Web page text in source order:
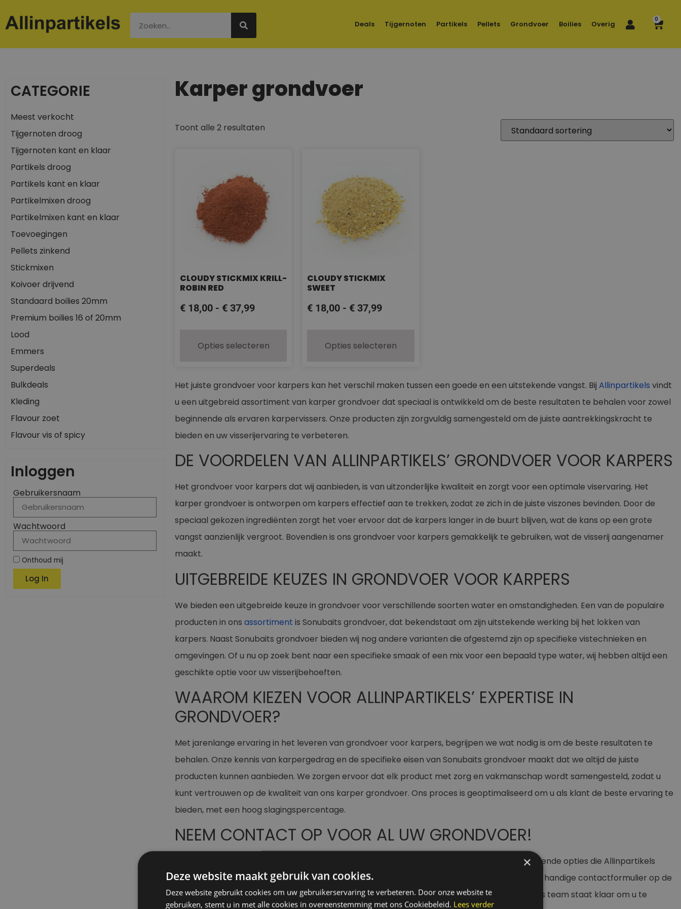
Deals Tijgernoten Partikels Pellets Grondvoer Boilies Overig
0
CATEGORIE
Meest verkocht
Tijgernoten droog
Tijgernoten kant en klaar
Partikels droog
Partikels kant en klaar
Partikelmixen droog
Partikelmixen kant en klaar
Toevoegingen
Pellets zinkend
Stickmixen
Koivoer drijvend
Standaard boilies 20mm
Premium boilies 16 of 20mm
Lood
Emmers
Superdeals
Bulkdeals
Kleding
Flavour zoet
Flavour vis of spicy
Inloggen
Gebruikersnaam
Wachtwoord
Onthoud mij
Log In
Karper grondvoer
Toont alle 2 resultaten
CLOUDY STICKMIX KRILL-
ROBIN RED
€ 18,00 - € 37,99
Opties selecteren
CLOUDY STICKMIX
SWEET
€ 18,00 - € 37,99
Opties selecteren
Het juiste grondvoer voor karpers kan het verschil maken tussen een goede en een uitstekende vangst. Bij Allinpartikels vindt
u een uitgebreid assortiment van karper grondvoer dat speciaal is ontwikkeld om de beste resultaten te behalen voor zowel
beginnende als ervaren karpervissers. Onze producten zijn zorgvuldig samengesteld om de juiste aantrekkingskracht te
bieden en uw visserijervaring te verbeteren.
DE VOORDELEN VAN ALLINPARTIKELS’ GRONDVOER VOOR KARPERS
Het grondvoer voor karpers dat wij aanbieden, is van uitzonderlijke kwaliteit en zorgt voor een optimale viservaring. Het
karper grondvoer is ontworpen om karpers effectief aan te trekken, zodat ze zich in de juiste viszones bevinden. Door de
speciaal gekozen ingrediënten zorgt het voer ervoor dat de karpers langer in de buurt blijven, wat de kans op een grote
vangst aanzienlijk vergroot. Bovendien is ons grondvoer voor karpers gemakkelijk te gebruiken, wat de visserij aangenamer
maakt.
UITGEBREIDE KEUZES IN GRONDVOER VOOR KARPERS
We bieden een uitgebreide keuze in grondvoer voor verschillende soorten water en omstandigheden. Een van de populaire
producten in ons assortiment is Sonubaits grondvoer, dat bekendstaat om zijn uitstekende werking bij het lokken van
karpers. Naast Sonubaits grondvoer bieden wij nog andere varianten die afgestemd zijn op specifieke vistechnieken en
omgevingen. Of u nu op zoek bent naar een specifieke smaak of een mix voor een bepaald type water, wij hebben altijd een
geschikte optie voor uw visserijbehoeften.
WAAROM KIEZEN VOOR ALLINPARTIKELS’ EXPERTISE IN
GRONDVOER?
Met jarenlange ervaring in het leveren van grondvoer voor karpers, begrijpen we wat nodig is om de beste resultaten te
behalen. Onze kennis van karpergedrag en de specifieke eisen van Sonubaits grondvoer maakt dat we altijd de juiste
producten kunnen aanbieden. We zorgen ervoor dat elk product met zorg en vakmanschap wordt samengesteld, zodat u
kunt vertrouwen op de kwaliteit van ons karper grondvoer. Ons proces is geoptimaliseerd om u als klant de beste ervaring te
bieden, met een hoog slagingspercentage.
NEEM CONTACT OP VOOR AL UW GRONDVOER!
Heeft u interesse in het beste grondvoer voor karpers of wilt u meer weten over de verschillende opties die Allinpartikels
biedt? Neem dan gerustcontactmet ons op! U kunt ons bereiken via telefoon, e-mail of ons handige contactformulier op de
website. Of het nu gaat om karper grondvoer of ander specifiek grondvoer voor karpers, ons team staat klaar om u te
×
Deze website maakt gebruik van cookies.
Deze website gebruikt cookies om uw gebruikerservaring te verbeteren. Door onze website te
gebruiken, stemt u in met alle cookies in overeenstemming met ons Cookiebeleid. Lees verder